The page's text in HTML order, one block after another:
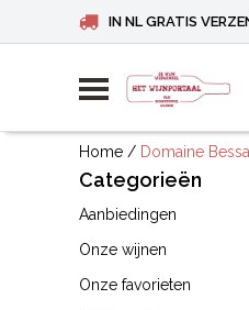
IN NL GRATIS
Home / Domaine
Categorieën
Aanbiedingen
Onze wijnen
Onze favorieten